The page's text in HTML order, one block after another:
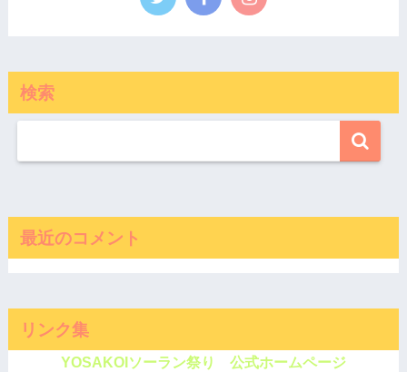
検索
最近のコメント
リンク集
YOSAKOIソーラン祭り 公式ホームページ